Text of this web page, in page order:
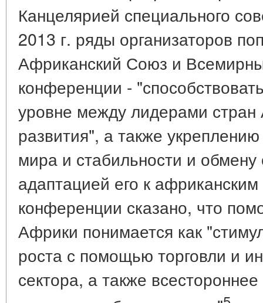
Канцелярией специального
2013 г. ряды организаторов
Африканский Союз и
конференции -
уровне между лидерами
развития", а также
мира и стабильности и
адаптацией его к
конференции сказано, что
Африки понимается как
роста с помощью торговли и
сектора, а также